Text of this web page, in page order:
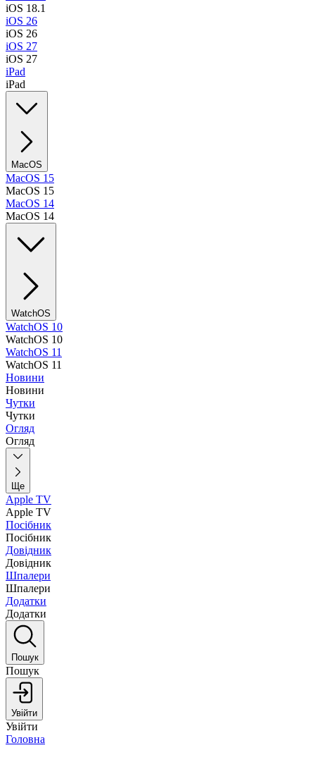
iOS 18.1
iOS 26
iOS 26
iOS 27
iOS 27
iPad
iPad
MacOS
MacOS 15
MacOS 15
MacOS 14
MacOS 14
WatchOS
WatchOS 10
WatchOS 10
WatchOS 11
WatchOS 11
Новини
Новини
Чутки
Чутки
Огляд
Огляд
Ще
Apple TV
Apple TV
Посібник
Посібник
Довідник
Довідник
Шпалери
Шпалери
Додатки
Додатки
Пошук
Пошук
Увійти
Увійти
Головна